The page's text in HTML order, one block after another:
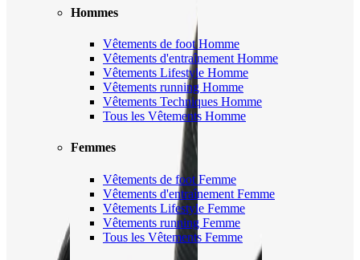
Hommes
Vêtements de foot Homme
Vêtements d'entraînement Homme
Vêtements Lifestyle Homme
Vêtements running Homme
Vêtements Techniques Homme
Tous les Vêtements Homme
Femmes
Vêtements de foot Femme
Vêtements d'entraînement Femme
Vêtements Lifestyle Femme
Vêtements running Femme
Tous les Vêtements Femme